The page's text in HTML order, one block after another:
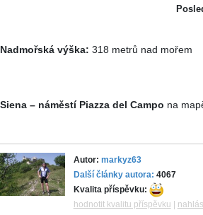
Nadmořská výška: 318 metrů nad mořem
Siena – náměstí Piazza del Campo na
Autor: markyz63
Další články autora: 4067
Kvalita příspěvku:
hodnotit kvalitu příspěvku